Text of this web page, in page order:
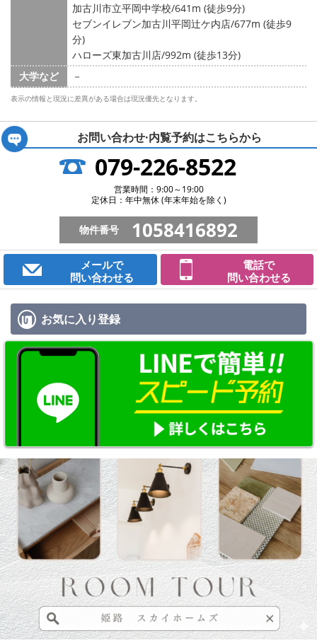
加古川市立平岡中学校/641m (徒歩9分)
セブンイレブン加古川平岡辻ケ内店/677m (徒歩9
分)
ハローズ東加古川店/992m (徒歩13分)
大学など
－
表示の情報と現況に差異がある場合は現況優先となります。
お問い合わせ·内覧予約はこちらから
079-226-8522
営業時間：9:00～19:00
定休日：年中無休 (年末年始を除く)
物件番号 1058416892
メールで
問い合わせる
電話で
問い合わせる
お気に入り登録